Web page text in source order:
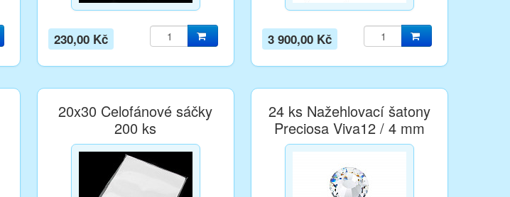
230,00 Kč 3 900,00 Kč
20x30 Celofánové sáčky
200 ks
24 ks Nažehlovací šatony
Preciosa Viva12 / 4 mm